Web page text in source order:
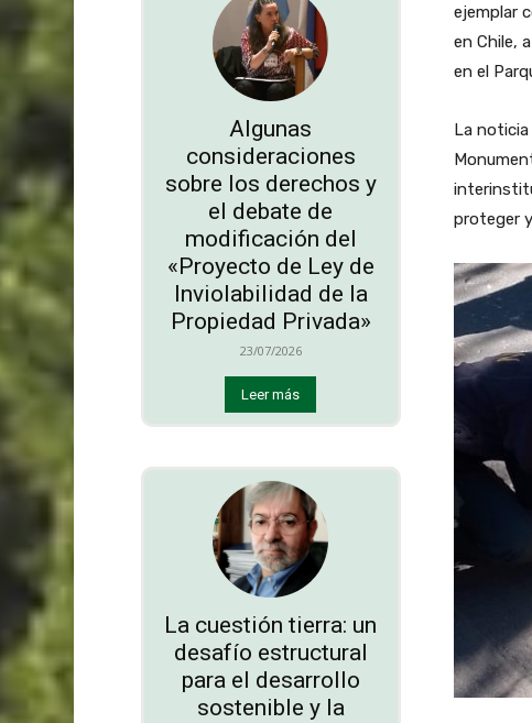
Algunas
consideraciones
sobre los derechos y
el debate de
modificación del
«Proyecto de Ley de
Inviolabilidad de la
Propiedad Privada»
23/07/2026
Leer más
La cuestión tierra: un
desafío estructural
para el desarrollo
sostenible y la
ejemplar
en Chile,
en el
La
proteger